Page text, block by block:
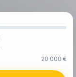
20 000 €